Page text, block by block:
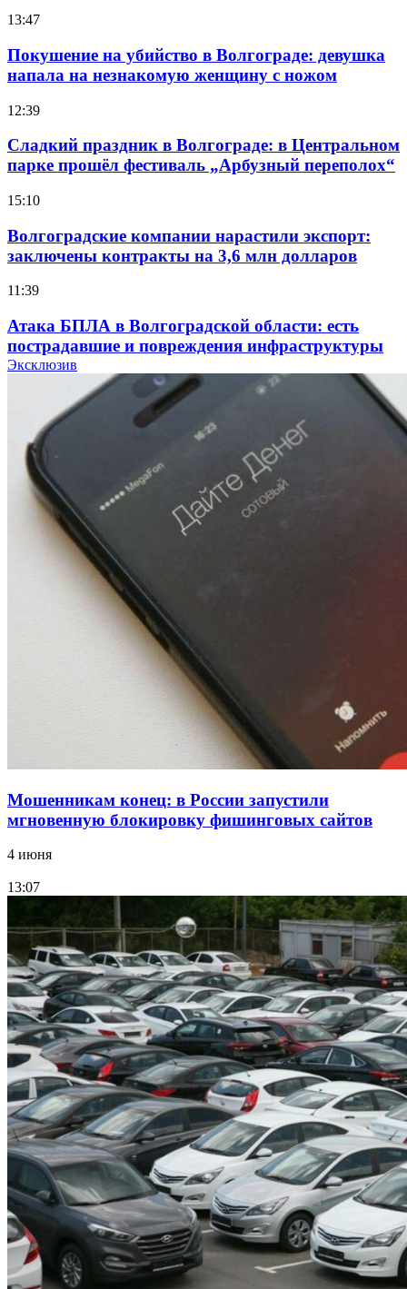
13:47
Покушение на убийство в Волгограде: девушка
напала на незнакомую женщину с ножом
12:39
Сладкий праздник в Волгограде: в Центральном
парке прошёл фестиваль „Арбузный переполох“
15:10
Волгоградские компании нарастили экспорт:
заключены контракты на 3,6 млн долларов
11:39
Атака БПЛА в Волгоградской области: есть
пострадавшие и повреждения инфраструктуры
Волгоградские вузы в топе зарплатного
рейтинга: ВолгГТУ и ВолгГМУ вошли в топ‑15
для химической отрасли и фармацевтики
18:39
В Красноармейском районе Волгограда стартует
конкурс на ремонт моста через Волго‑Донской
судоходный канал
Фестиваль #ТриЧетыре в Волгограде пройдёт
11–13 сентября в рамках Года единства народов
Эксклюзив
Мошенникам конец: в России запустили
мгновенную блокировку фишинговых сайтов
4 июня
13:07